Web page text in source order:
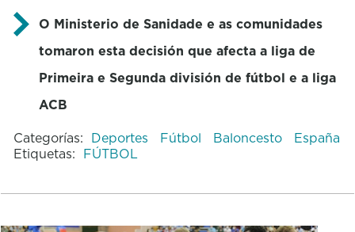
O Ministerio de Sanidade e as comunidades
tomaron esta decisión que afecta a liga de
Primeira e Segunda división de fútbol e a liga
ACB
Categorías: Deportes Fútbol Baloncesto
España
Etiquetas: FÚTBOL